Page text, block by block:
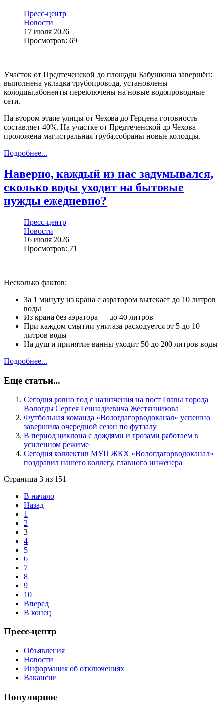
Пресс-центр
Новости
17 июля 2026
Просмотров: 69
Участок от Предтеченской до площади Бабушкина завершён:
выполнена укладка трубопровода, установлены
колодцы,абоненты переключены на новые водопроводные
сети.
На втором этапе улицы от Чехова до Герцена готовность
составляет 40%. На участке от Предтеченской до Чехова
проложена магистральная труба,собраны новые колодцы.
Подробнее...
Наверно, каждый из нас задумывался,
сколько воды уходит на бытовые
нужды ежедневно?
Пресс-центр
Новости
16 июля 2026
Просмотров: 71
️Несколько фактов:
За 1 минуту из крана с аэратором вытекает до 10 литров
воды
Из крана без аэратора — до 40 литров
При каждом смытии унитаза расходуется от 5 до 10
литров воды
На душ и принятие ванны уходит 50 до 200 литров воды
Подробнее...
Еще статьи...
Сегодня ровно год с назначения на пост Главы города
Вологды Сергея Геннадиевича Жестянникова
Футбольная команда «Вологдагорводоканал» успешно
завершила очередной сезон по футзалу
В период циклона с дождями и грозами работаем в
усиленном режиме
Сегодня коллектив МУП ЖКХ «Вологдагорводоканал»
поздравил нашего коллегу, главного инженера
Страница 3 из 151
В начало
Назад
1
2
3
4
5
6
7
8
9
10
Вперед
В конец
Пресс-центр
Объявления
Новости
Информация об отключениях
Вакансии
Популярное